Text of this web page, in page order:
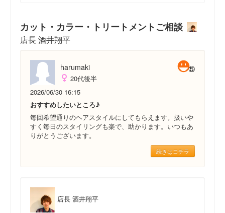
カット・カラー・トリートメントご相談
店長 酒井翔平
harumaki
20代後半
2026/06/30 16:15
おすすめしたいところ♪
毎回希望通りのヘアスタイルにしてもらえます。扱いや
すく毎日のスタイリングも楽で、助かります。いつもあ
りがとうございます。
続きはコチラ
店長 酒井翔平